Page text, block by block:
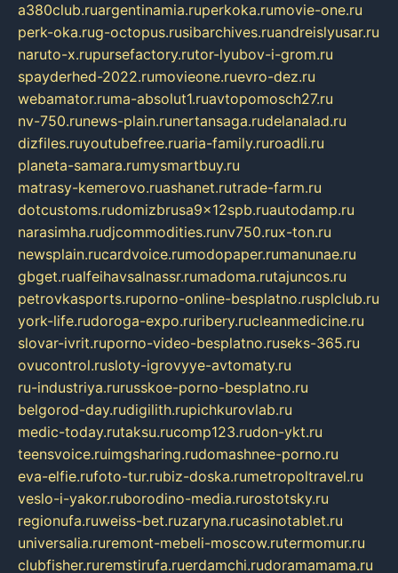
a380club.ruargentinamia.ruperkoka.rumovie-one.ru
perk-oka.rug-octopus.rusibarchives.ruandreislyusar.ru
naruto-x.rupursefactory.rutor-lyubov-i-grom.ru
spayderhed-2022.rumovieone.ruevro-dez.ru
webamator.ruma-absolut1.ruavtopomosch27.ru
nv-750.runews-plain.runertansaga.rudelanalad.ru
dizfiles.ruyoutubefree.ruaria-family.ruroadli.ru
planeta-samara.rumysmartbuy.ru
matrasy-kemerovo.ruashanet.rutrade-farm.ru
dotcustoms.rudomizbrusa9x12spb.ruautodamp.ru
narasimha.rudjcommodities.runv750.rux-ton.ru
newsplain.rucardvoice.rumodopaper.rumanunae.ru
gbget.rualfeihavsalnassr.rumadoma.rutajuncos.ru
petrovkasports.ruporno-online-besplatno.rusplclub.ru
york-life.rudoroga-expo.ruribery.rucleanmedicine.ru
slovar-ivrit.ruporno-video-besplatno.ruseks-365.ru
ovucontrol.rusloty-igrovyye-avtomaty.ru
ru-industriya.rurusskoe-porno-besplatno.ru
belgorod-day.rudigilith.rupichkurovlab.ru
medic-today.rutaksu.rucomp123.rudon-ykt.ru
teensvoice.ruimgsharing.rudomashnee-porno.ru
eva-elfie.rufoto-tur.rubiz-doska.rumetropoltravel.ru
veslo-i-yakor.ruborodino-media.rurostotsky.ru
regionufa.ruweiss-bet.ruzaryna.rucasinotablet.ru
universalia.ruremont-mebeli-moscow.rutermomur.ru
clubfisher.ruremstirufa.ruerdamchi.rudoramamama.ru